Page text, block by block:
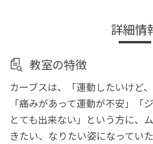
詳細情
教室の特徴
カーブスは、「運動したいけど
「痛みがあって運動が不安」「
とても出来ない」という方に、
きたい、なりたい姿になっていた